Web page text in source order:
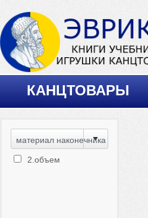
КАНЦТОВАРЫ
материал наконечника
2.объем